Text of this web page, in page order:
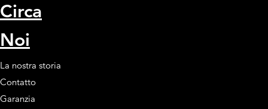
Circa
Noi
La nostra storia
Contatto
Garanzia